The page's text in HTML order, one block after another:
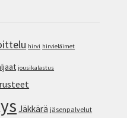
hirvi hirvieläimet
jousikalastus
Jäkkärä jäsenpalvelut